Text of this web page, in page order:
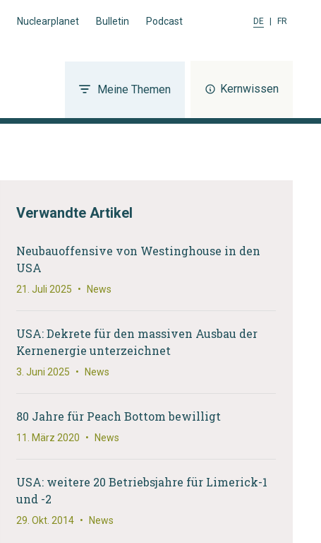
Nuclearplanet Bulletin Podcast DE FR
Meine Themen Kernwissen
Verwandte Artikel
Neubauoffensive von Westinghouse in den
USA
21. Juli 2025 • News
USA: Dekrete für den massiven Ausbau der
Kernenergie unterzeichnet
3. Juni 2025 • News
80 Jahre für Peach Bottom bewilligt
11. März 2020 • News
USA: weitere 20 Betriebsjahre für Limerick-1
und -2
29. Okt. 2014 • News